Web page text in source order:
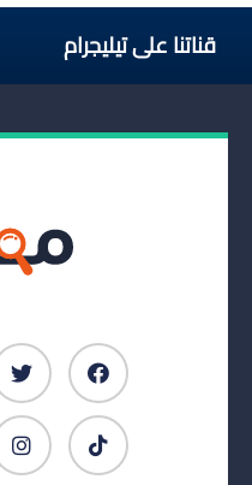
قناتنا على تيليجرام